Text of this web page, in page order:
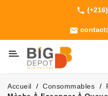
phone
email
Machines
Outillage
Jardinage
Consommables
Accueil Consommables